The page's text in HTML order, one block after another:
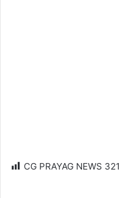
CG PRAYAG NEWS 321